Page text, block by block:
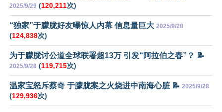
2025/9/29 (120,211次)
“独家”于朦胧好友曝惊人内幕 信息量巨大 2025/9/28
(124,838次)
为于朦胧讨公道全球联署超13万 引发“阿拉伯之春”？ 📝
2025/9/28 (119,715次)
温家宝怒斥蔡奇 于朦胧案之火烧进中南海心脏 📝 2025/9/28
(129,936次)